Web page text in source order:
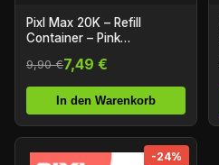
Pixl Max 20K – Refill
Container – Pink
9,90 €7,49 €
In den Warenkorb
-24%